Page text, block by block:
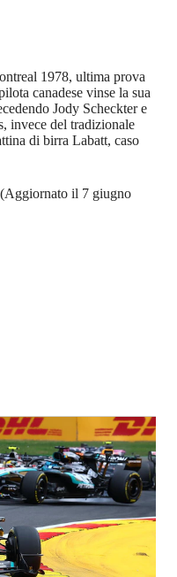
1978, ultima prova
canadese vinse la sua
Jody Scheckter e
invece del tradizionale
di birra Labatt, caso
(Aggiornato il 7 giugno